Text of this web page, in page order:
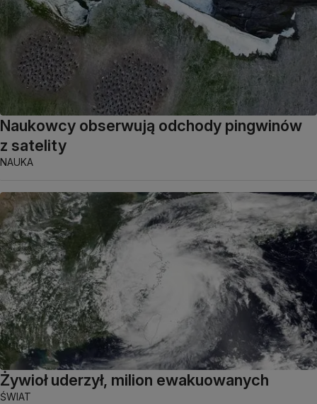
Naukowcy obserwują odchody pingwinów
z satelity
NAUKA
Żywioł uderzył, milion ewakuowanych
ŚWIAT